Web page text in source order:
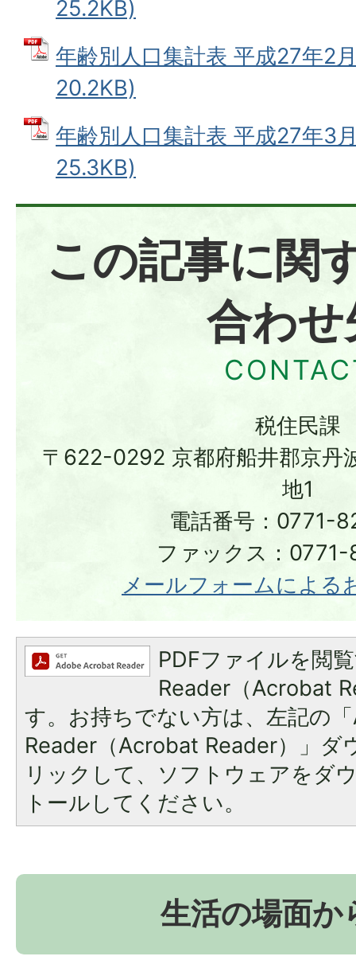
25.2KB)
年齢別人口集計表 平成27年2
20.2KB)
年齢別人口集計表 平成27年3
25.3KB)
この記事に関
合わせ
税住民課
〒622-0292 京都府船井郡京丹
地1
電話番号：0771-
ファックス：
メールフォームによる
PDFファイルを閲
Reader（Acrobat
す。お持ちでない方は、左記の
Reader（Acrobat Reader）」ダ
リックして、ソフトウェアをダ
トールしてください。
生活の場面か